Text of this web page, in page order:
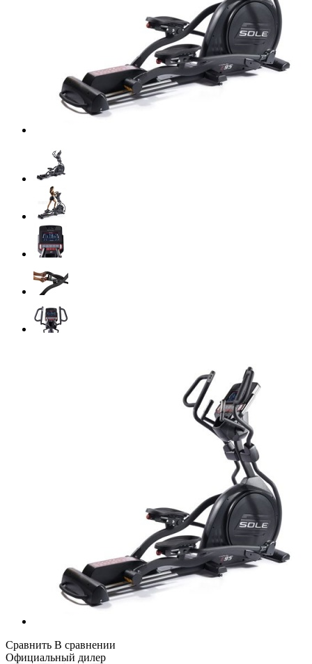
Сравнить В сравнении
Официальный дилер